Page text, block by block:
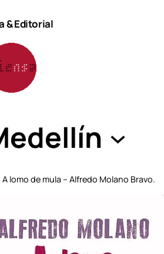
& Editorial
A lomo de mula – Alfredo Molano Bravo.